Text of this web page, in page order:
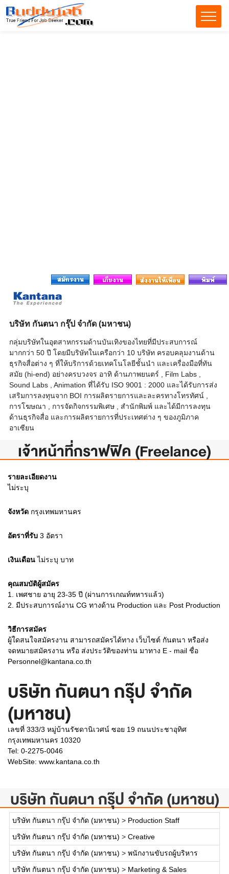
บริษัท กันตนา กรุ๊ป จำกัด (มหาชน)
กลุ่มบริษัทในอุตสาหกรรมด้านบันเทิงของไทยที่มีประสบการณ์
มากกว่า 50 ปี โดยมีบริษัทในเครือกว่า 10 บริษัท ครอบคลุมงานด้าน
ธุรกิจสื่อต่าง ๆ ที่ให้บริการด้วยเทคโนโลยีชั้นนำ และเครื่องมือที่ทัน
สมัย (hi-end) อย่างครบวงจร อาทิ ด้านภาพยนตร์ , Film Labs ,
Sound Labs , Animation ที่ได้รับ ISO 9001 : 2000 และได้รับการส่ง
เสริมการลงทุนจาก BOI การผลิตรายการและละครทางโทรทัศน์ ,
การโฆษณา , การจัดกิจกรรมพิเศษ , สำนักพิมพ์ และได้มีการลงทุน
ด้านธุรกิจสื่อ และการผลิตรายการที่ประเทศต่าง ๆ ของภูมิภาค
อาเซียน
เจ้าหน้าที่กราฟฟิค (Freelance)
รายละเอียดงาน
ไม่ระบุ
จังหวัด กรุงเทพมหานคร
อัตราที่รับ 3 อัตรา
เงินเดือนไม่ระบุ บาท
คุณสมบัติผู้สมัคร
1.
เพศชาย อายุ 23-35 ปี (ผ่านการเกณท์ทหารแล้ว)
2. มีประสบการณ์งาน CG ทางด้าน Production และ Post Production
วิธีการสมัคร
ผู้ใดสนใจสมัครงาน สามารถสมัครได้ทาง เว็บไซต์ กันตนา หรือส่ง
จดหมายสมัครงาน หรือ ส่งประวัติของท่าน มาทาง E - mail ชื่อ
Personnel@kantana.co.th
บริษัท กันตนา กรุ๊ป จำกัด
(มหาชน)
เลขที่ 333/3 หมู่บ้านรัชดานิเวศน์ ซอย 19 ถนนประชาอุทิศ
กรุงเทพมหานคร 10320
Tel: 0-2275-0046
WebSite: www.kantana.co.th
บริษัท กันตนา กรุ๊ป จำกัด (มหาชน)
บริษัท กันตนา กรุ๊ป จำกัด (มหาชน) > Production Staff
บริษัท กันตนา กรุ๊ป จำกัด (มหาชน) > Creative
บริษัท กันตนา กรุ๊ป จำกัด (มหาชน) > พนักงานขับรถผู้บริหาร
บริษัท กันตนา กรุ๊ป จำกัด (มหาชน) > Marketing & Sales